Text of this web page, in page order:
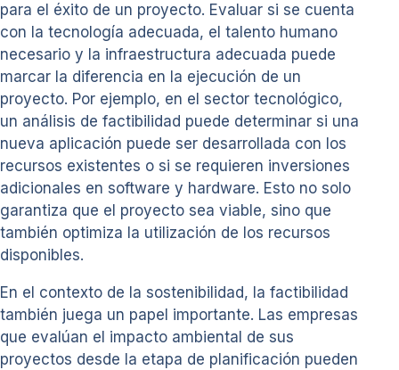
para el éxito de un proyecto. Evaluar si se cuenta
con la tecnología adecuada, el talento humano
necesario y la infraestructura adecuada puede
marcar la diferencia en la ejecución de un
proyecto. Por ejemplo, en el sector tecnológico,
un análisis de factibilidad puede determinar si una
nueva aplicación puede ser desarrollada con los
recursos existentes o si se requieren inversiones
adicionales en software y hardware. Esto no solo
garantiza que el proyecto sea viable, sino que
también optimiza la utilización de los recursos
disponibles.
En el contexto de la sostenibilidad, la factibilidad
también juega un papel importante. Las empresas
que evalúan el impacto ambiental de sus
proyectos desde la etapa de planificación pueden